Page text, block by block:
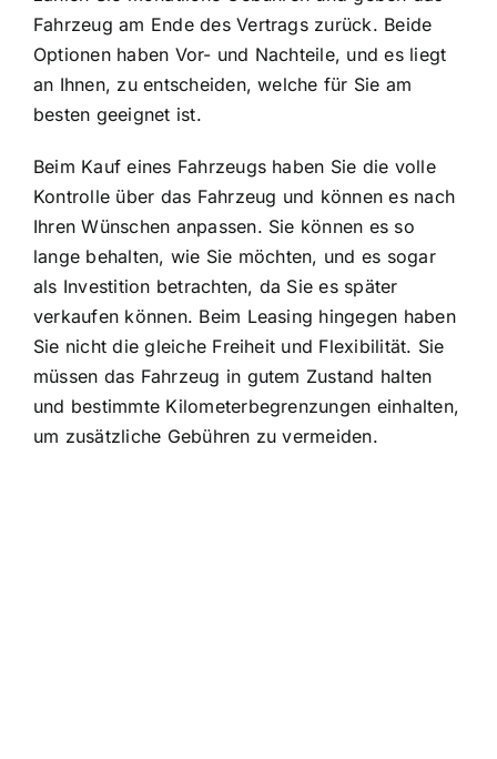
Fahrzeug am Ende des Vertrags zurück. Beide
Optionen haben Vor- und Nachteile, und es liegt
an Ihnen, zu entscheiden, welche für Sie am
besten geeignet ist.
Beim Kauf eines Fahrzeugs haben Sie die volle
Kontrolle über das Fahrzeug und können es nach
Ihren Wünschen anpassen. Sie können es so
lange behalten, wie Sie möchten, und es sogar
als Investition betrachten, da Sie es später
verkaufen können. Beim Leasing hingegen haben
Sie nicht die gleiche Freiheit und Flexibilität. Sie
müssen das Fahrzeug in gutem Zustand halten
und bestimmte Kilometerbegrenzungen einhalten,
um zusätzliche Gebühren zu vermeiden.